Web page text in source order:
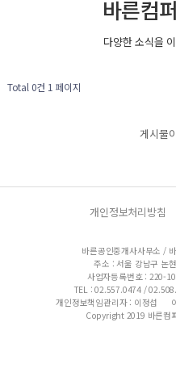
바른컴
다양한 소식을
Total 0건 1 페이지
게시물
개인정보처리방침
바른공인중개사사무소 /
주소 : 서울 강남구 논
사업자등록번호 : 220-
TEL : 02.557.0474 /
개인정보책임관리자 : 이정섭
Copyright 2019 바른컴